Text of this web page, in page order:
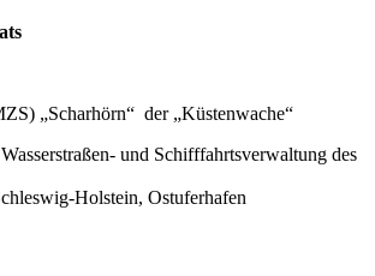
„Scharhörn“ der „Küstenwache“
und Schifffahrtsverwaltung des
Holstein, Ostuferhafen